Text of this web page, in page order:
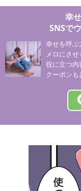
幸
SNSで
幸せを呼ぶ
メロにさ
役に立つ
クーポンも